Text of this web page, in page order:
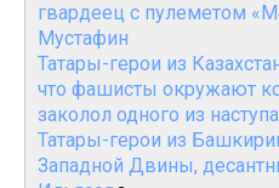
гвардеец с пулеметом
Мустафин
Татары-герои из
что фашисты окружают
заколол одного из
Татары-герои из
Западной Двины,